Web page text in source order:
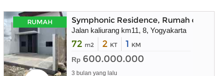
RUMAH Symphonic Residence, Rumah dekat
Jalan kaliurang km11, 8, Yogyakarta
72 m2 2 KT 1 KM
Rp 600.000.000
3 bulan yang lalu